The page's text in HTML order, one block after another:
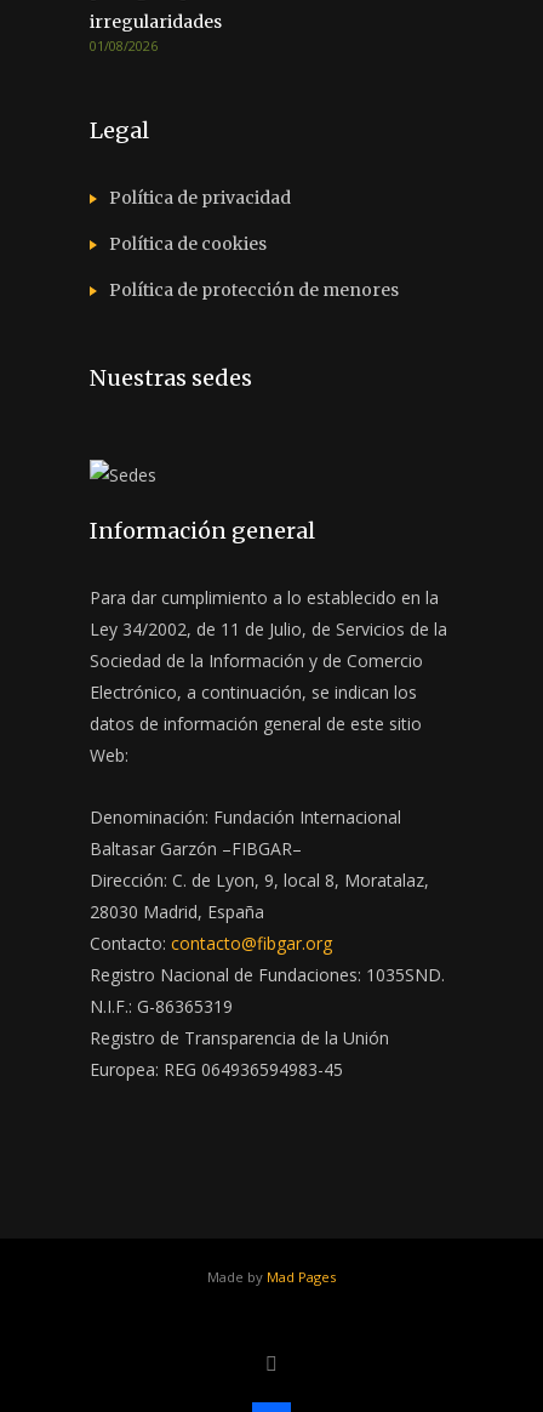
irregularidades
01/08/2026
Legal
Política de privacidad
Política de cookies
Política de protección de menores
Nuestras sedes
Información general
Para dar cumplimiento a lo establecido en la
Ley 34/2002, de 11 de Julio, de Servicios de la
Sociedad de la Información y de Comercio
Electrónico, a continuación, se indican los
datos de información general de este sitio
Web:
Denominación: Fundación Internacional
Baltasar Garzón –FIBGAR–
Dirección: C. de Lyon, 9, local 8, Moratalaz,
28030 Madrid, España
Contacto: contacto@fibgar.org
Registro Nacional de Fundaciones: 1035SND.
N.I.F.: G-86365319
Registro de Transparencia de la Unión
Europea: REG 064936594983-45
Made by Mad Pages